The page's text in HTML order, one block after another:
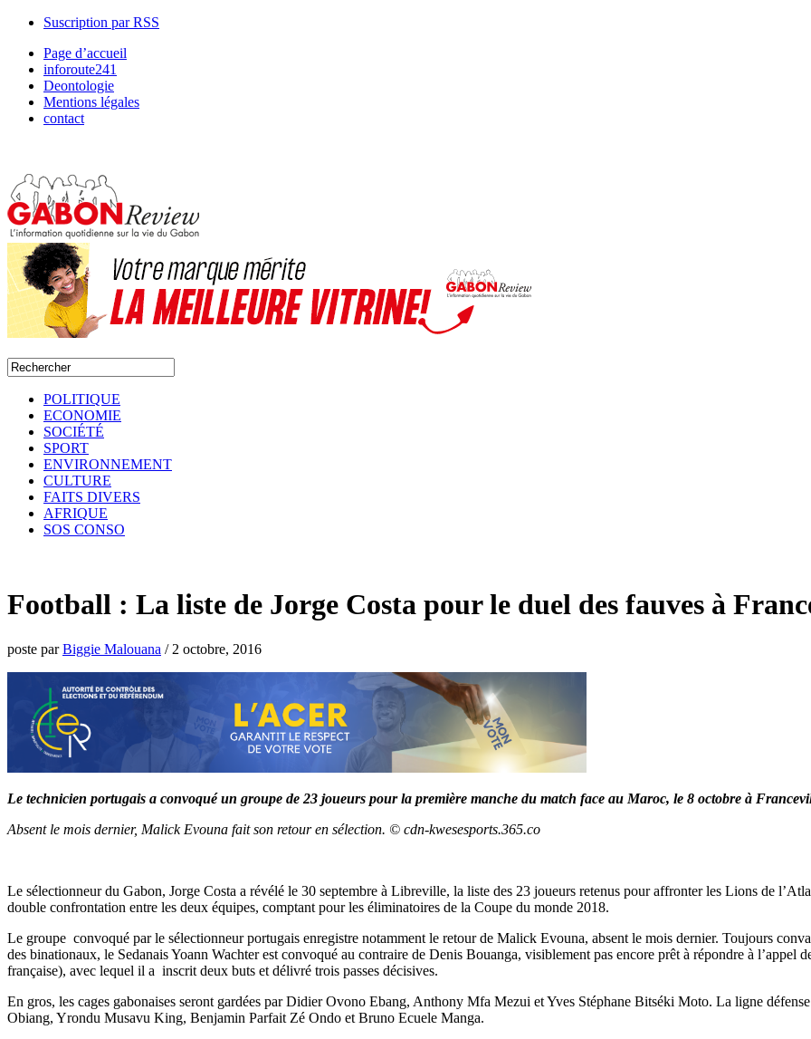
Suscription par RSS
Page d’accueil
inforoute241
Deontologie
Mentions légales
contact
POLITIQUE
ECONOMIE
SOCIÉTÉ
SPORT
ENVIRONNEMENT
CULTURE
FAITS DIVERS
AFRIQUE
SOS CONSO
Football : La liste de Jorge Costa pour le duel des fauves à
poste parBiggie Malouana / 2 octobre, 2016
Le technicien portugais a convoqué un groupe de 23 joueurs pour la première manche du match face au Maroc, le 8 octobre à
Absent le mois dernier, Malick Evouna fait son retour en sélection. © cdn-kwesesports.365.co
Le sélectionneur du Gabon, Jorge Costa a révélé le 30 septembre à Libreville, la liste des 23 joueurs retenus pour affronter les Lions de
double confrontation entre les deux équipes, comptant pour les éliminatoires de la Coupe du monde 2018.
Le groupe convoqué par le sélectionneur portugais enregistre notamment le retour de Malick Evouna, absent le mois dernier. Toujours
des binationaux, le Sedanais Yoann Wachter est convoqué au contraire de Denis Bouanga, visiblement pas encore prêt à répondre à l’appel
française), avec lequel il a inscrit deux buts et délivré trois passes décisives.
En gros, les cages gabonaises seront gardées par Didier Ovono Ebang, Anthony Mfa Mezui et Yves Stéphane Bitséki Moto. La ligne
Obiang, Yrondu Musavu King, Benjamin Parfait Zé Ondo et Bruno Ecuele Manga.